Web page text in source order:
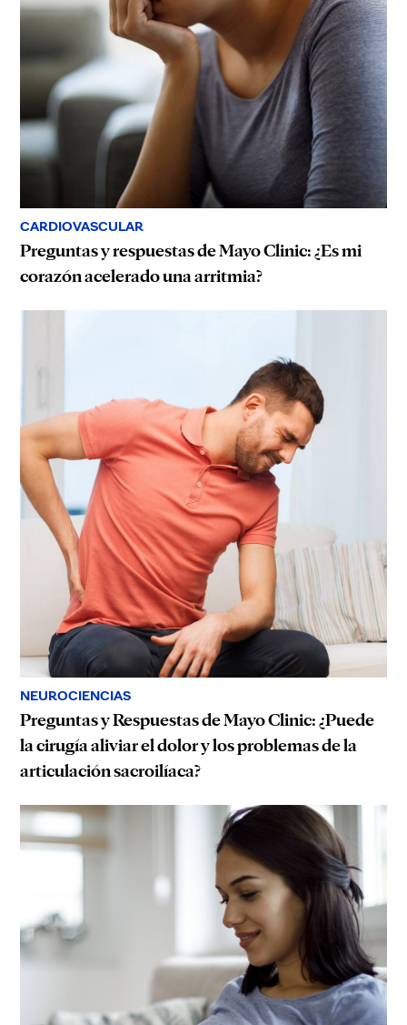
CARDIOVASCULAR
Preguntas y respuestas de Mayo Clinic: ¿Es mi
corazón acelerado una arritmia?
NEUROCIENCIAS
Preguntas y Respuestas de Mayo Clinic: ¿Puede
la cirugía aliviar el dolor y los problemas de la
articulación sacroilíaca?